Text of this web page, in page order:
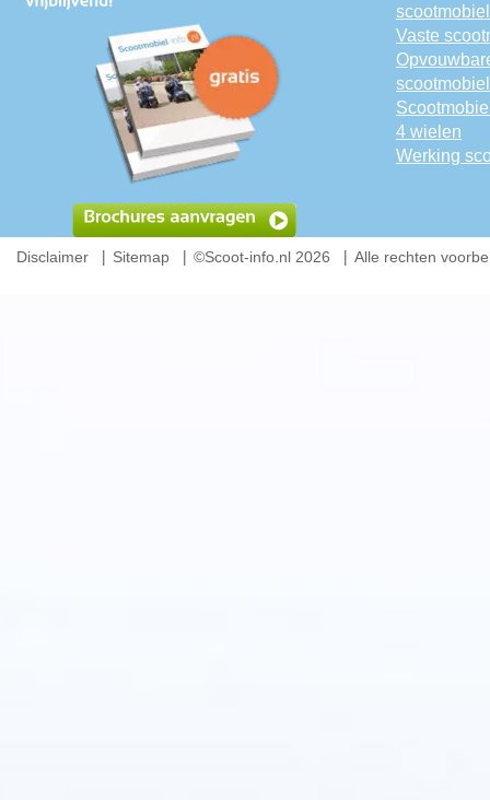
Vaste
4 wielen
Werking
Disclaimer Sitemap ©Scoot-info.nl 2026 Alle rechten